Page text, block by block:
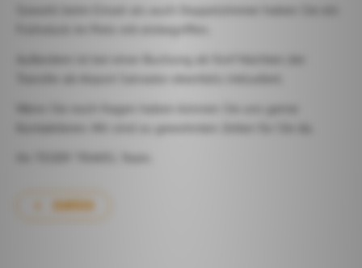
Sowohl beim Einzel als auch Doppelzimmer haben Sie ein
Frühstück im Preis mit einbegriffen.
Außerdem ist bei einer Buchung ab fünf Nächten der
Transfer ab Airport Salvador ebenfalls inkludiert.
Wenn Sie noch fragen haben können Sie uns gerne
Kontaktieren. Wir sind zu gewohnten Zeiten für Sie da.
Ihr TEDDY TRAVEL Team.
ZURÜCK